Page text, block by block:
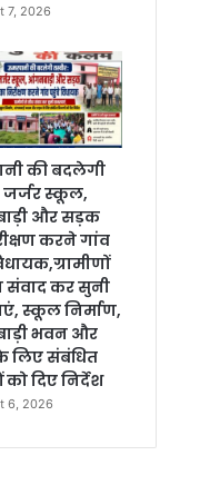
7, 2026
की बदलेगी
जर्जर स्कूल,
और सड़क
करने गांव
संवाद कर सुनी
स्कूल निर्माण,
भवन और
लिए संबंधित
को दिए निर्देश
6, 2026